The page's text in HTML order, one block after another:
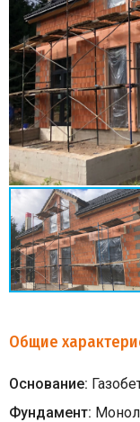
Общие
Основание:
Фундамент: